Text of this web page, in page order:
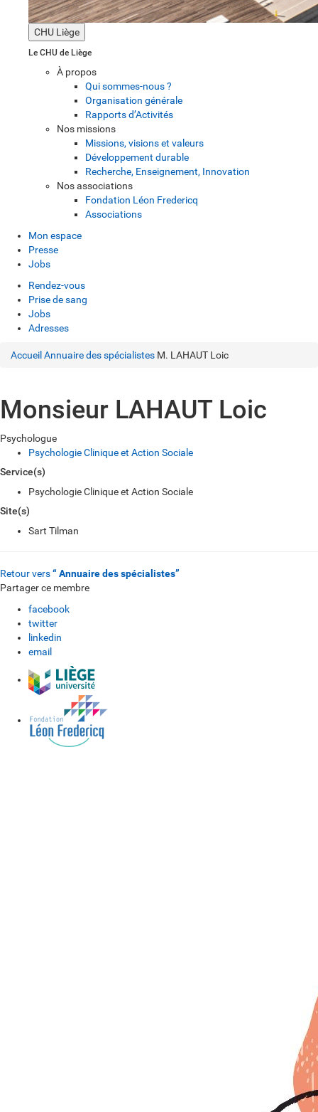
CHU Liège
Le CHU de Liège
À propos
Qui sommes-nous ?
Organisation générale
Rapports d’Activités
Nos missions
Missions, visions et valeurs
Développement durable
Recherche, Enseignement, Innovation
Nos associations
Fondation Léon Fredericq
Associations
Mon espace
Presse
Jobs
Rendez-vous
Prise de sang
Jobs
Adresses
Accueil Annuaire des spécialistes M. LAHAUT Loic
Monsieur LAHAUT Loic
Psychologue
Psychologie Clinique et Action Sociale
Service(s)
Psychologie Clinique et Action Sociale
Site(s)
Sart Tilman
Retour vers“ Annuaire des spécialistes”
Partager ce membre
facebook
twitter
linkedin
email